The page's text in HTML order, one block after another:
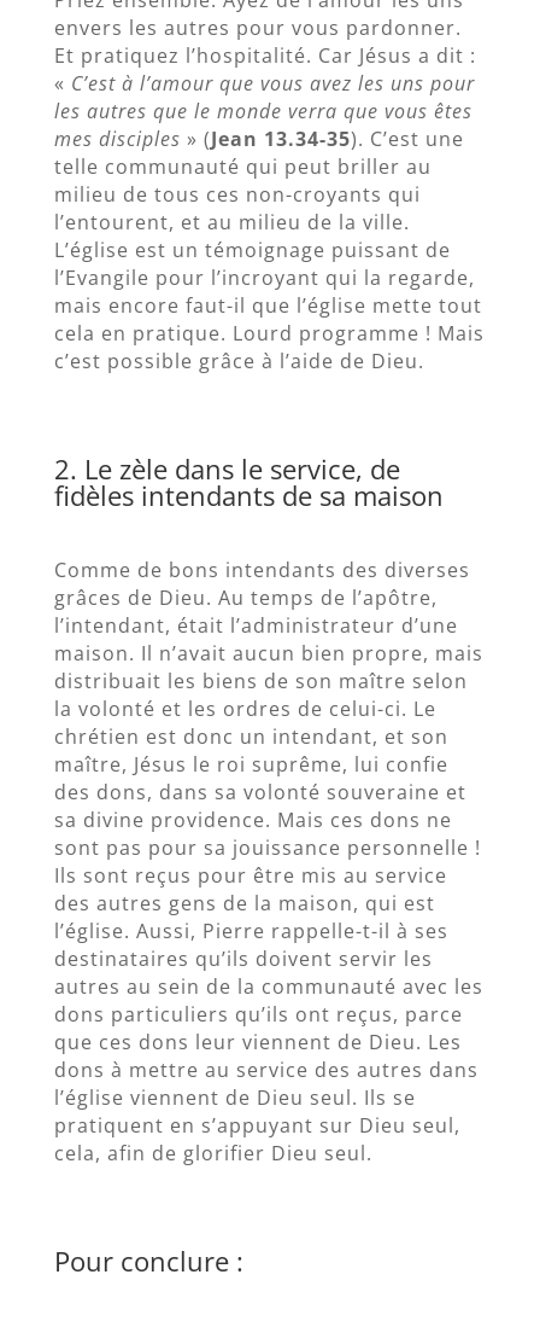
envers les autres pour vous pardonner.
Et pratiquez l’hospitalité. Car Jésus a dit :
« C’est à l’amour que vous avez les uns pour
les autres que le monde verra que vous êtes
mes disciples » (Jean 13.34-35). C’est une
telle communauté qui peut briller au
milieu de tous ces non-croyants qui
l’entourent, et au milieu de la ville.
L’église est un témoignage puissant de
l’Evangile pour l’incroyant qui la regarde,
mais encore faut-il que l’église mette tout
cela en pratique. Lourd programme ! Mais
c’est possible grâce à l’aide de Dieu.
2. Le zèle dans le service, de
fidèles intendants de sa maison
Comme de bons intendants des diverses
grâces de Dieu. Au temps de l’apôtre,
l’intendant, était l’administrateur d’une
maison. Il n’avait aucun bien propre, mais
distribuait les biens de son maître selon
la volonté et les ordres de celui-ci. Le
chrétien est donc un intendant, et son
maître, Jésus le roi suprême, lui confie
des dons, dans sa volonté souveraine et
sa divine providence. Mais ces dons ne
sont pas pour sa jouissance personnelle !
Ils sont reçus pour être mis au service
des autres gens de la maison, qui est
l’église. Aussi, Pierre rappelle-t-il à ses
destinataires qu’ils doivent servir les
autres au sein de la communauté avec les
dons particuliers qu’ils ont reçus, parce
que ces dons leur viennent de Dieu. Les
dons à mettre au service des autres dans
l’église viennent de Dieu seul. Ils se
pratiquent en s’appuyant sur Dieu seul,
cela, afin de glorifier Dieu seul.
Pour conclure :